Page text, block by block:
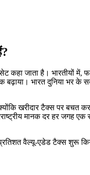
कहा जाता है।
तक बढ़ाया। भारत दुनिया
खरीदार टैक्स पर
मानक दर हर
वैल्यू-एडेड टैक्स शुरू